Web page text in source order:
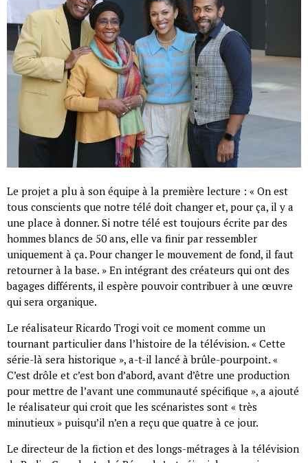
Le projet a plu à son équipe à la première lecture : « On est
tous conscients que notre télé doit changer et, pour ça, il y a
une place à donner. Si notre télé est toujours écrite par des
hommes blancs de 50 ans, elle va finir par ressembler
uniquement à ça. Pour changer le mouvement de fond, il faut
retourner à la base. » En intégrant des créateurs qui ont des
bagages différents, il espère pouvoir contribuer à une œuvre
qui sera organique.
Le réalisateur Ricardo Trogi voit ce moment comme un
tournant particulier dans l’histoire de la télévision. « Cette
série-là sera historique », a-t-il lancé à brûle-pourpoint. «
C’est drôle et c’est bon d’abord, avant d’être une production
pour mettre de l’avant une communauté spécifique », a ajouté
le réalisateur qui croit que les scénaristes sont « très
minutieux » puisqu’il n’en a reçu que quatre à ce jour.
Le directeur de la fiction et des longs-métrages à la télévision